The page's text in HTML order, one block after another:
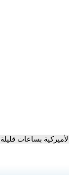
بساعات قليلة